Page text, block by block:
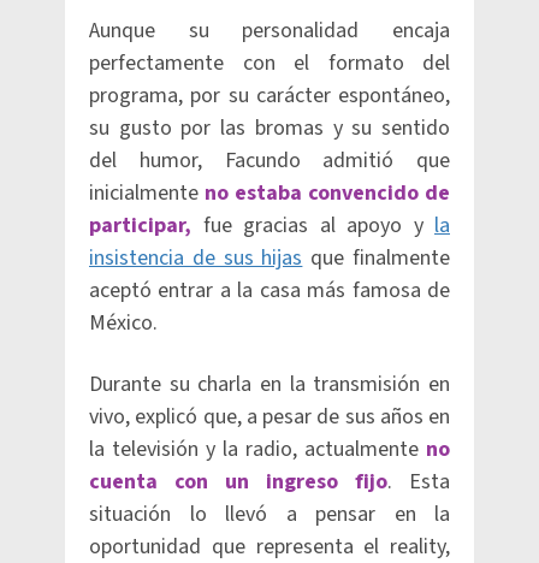
Aunque su personalidad encaja
perfectamente con el formato del
programa, por su carácter espontáneo,
su gusto por las bromas y su sentido
del humor, Facundo admitió que
inicialmente no estaba convencido de
participar, fue gracias al apoyo y la
insistencia de sus hijasque finalmente
aceptó entrar a la casa más famosa de
México.
Durante su charla en la transmisión en
vivo, explicó que, a pesar de sus años en
la televisión y la radio, actualmente no
cuenta con un ingreso fijo. Esta
situación lo llevó a pensar en la
oportunidad que representa el reality,